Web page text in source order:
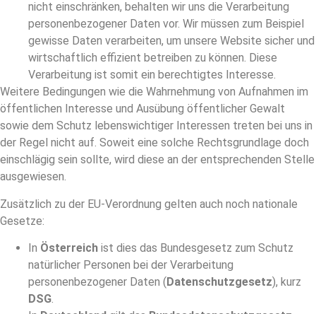
nicht einschränken, behalten wir uns die Verarbeitung
personenbezogener Daten vor. Wir müssen zum Beispiel
gewisse Daten verarbeiten, um unsere Website sicher und
wirtschaftlich effizient betreiben zu können. Diese
Verarbeitung ist somit ein berechtigtes Interesse.
Weitere Bedingungen wie die Wahrnehmung von Aufnahmen im
öffentlichen Interesse und Ausübung öffentlicher Gewalt
sowie dem Schutz lebenswichtiger Interessen treten bei uns in
der Regel nicht auf. Soweit eine solche Rechtsgrundlage doch
einschlägig sein sollte, wird diese an der entsprechenden Stelle
ausgewiesen.
Zusätzlich zu der EU-Verordnung gelten auch noch nationale
Gesetze:
In Österreich ist dies das Bundesgesetz zum Schutz
natürlicher Personen bei der Verarbeitung
personenbezogener Daten (Datenschutzgesetz), kurz
DSG.